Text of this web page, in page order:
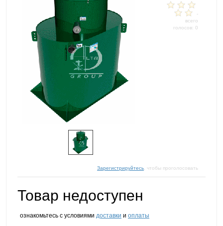
-
всего
голосов: 0
Зарегистрируйтесь , чтобы проголосовать
Товар недоступен
ознакомьтесь с условиями доставки и оплаты